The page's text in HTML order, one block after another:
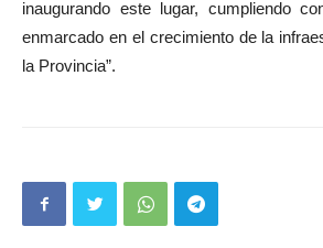
inaugurando este lugar, cumpliendo
enmarcado en el crecimiento de la
la Provincia”.